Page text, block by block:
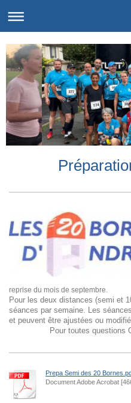
reprise du mois de septembre.
Pour les deux distances (semi et
séances par semaine. Les
et peuvent être ajustées ou
Pour toutes questions
Prepa Semi des 20
Document Adobe Acrobat